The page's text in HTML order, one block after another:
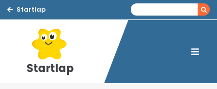
Startlap